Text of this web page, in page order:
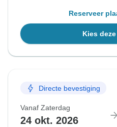
Reserveer
Kies
Directe bevestiging
Vanaf Zaterdag
24 okt. 2026